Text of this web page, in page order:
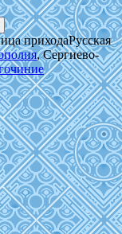
приходаРусская
, Сергиево-